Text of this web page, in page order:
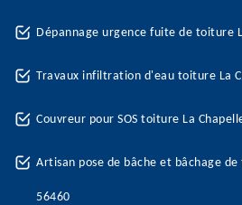
Dépannage urgence fuite de toiture
Travaux infiltration d'eau toiture La
Couvreur pour SOS toiture La
Artisan pose de bâche et bâchage
56460